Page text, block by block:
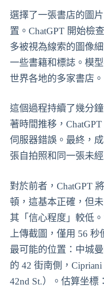
選擇了一張書店的圖
置。ChatGPT 開始檢
多被視為線索的圖像
一些書籍和標誌。模
世界各地的多家書店。
這個過程持續了幾分
著時間推移，
伺服器錯誤。最終，
張自拍照和同一張未
對於前者，ChatGPT
頓，這基本正確，但
其「信心程度」較低
上傳截圖，僅用 56 秒
最可能的位置：中城
的 42 街南側，Cipriani
42nd St.）。估算坐標